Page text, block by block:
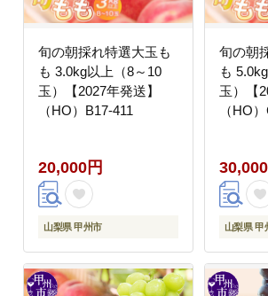
旬の朝採れ特選大玉も
も 3.0kg以上（8～10
玉）【2027年発送】
（HO）B17-411
20,000円
山梨県 甲州市
旬の朝
も
玉）【
（HO
山梨県 甲